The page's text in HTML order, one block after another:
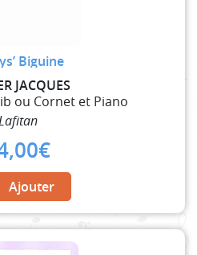
Biguine
JACQUES
ou Cornet et Piano
€
Ajouter